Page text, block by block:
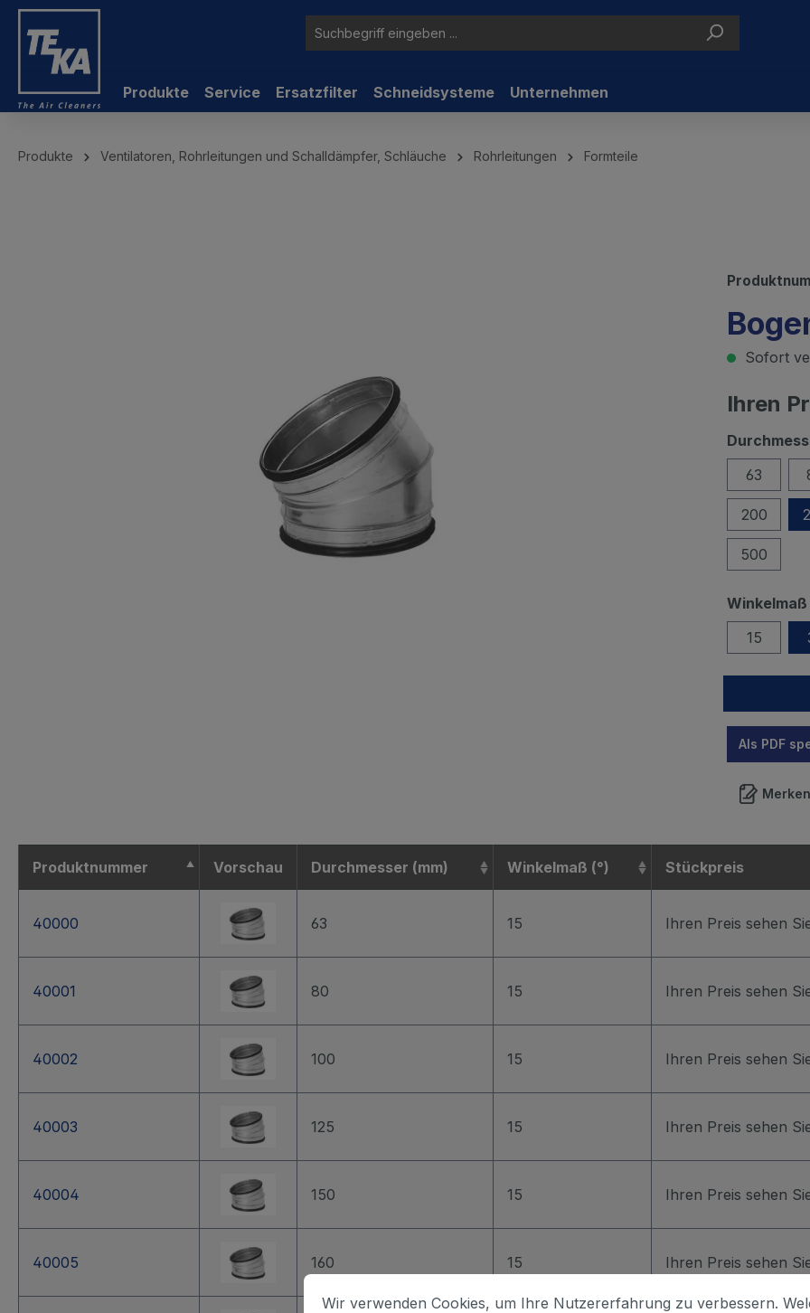
Produkte Service Ersatzfilter Schneidsysteme Unternehmen
Produkte Ventilatoren, Rohrleitungen und Schalldämpfer, Schläuche Rohrleitungen Formteile
Sofort
Ihren
63
200
500
Winkelmaß
15
Als PDF
Merken
Produktnummer Vorschau Durchmesser (mm) Winkelmaß (°) Stückpreis
40000 63 15 Ihren Preis sehen
40001 80 15 Ihren Preis sehen
40002 100 15 Ihren Preis sehen
40003 125 15 Ihren Preis sehen
40004 150 15 Ihren Preis sehen
40005 160 15 Ihren Preis sehen
Wir verwenden Cookies, um Ihre Nutzererfahrung zu verbessern.